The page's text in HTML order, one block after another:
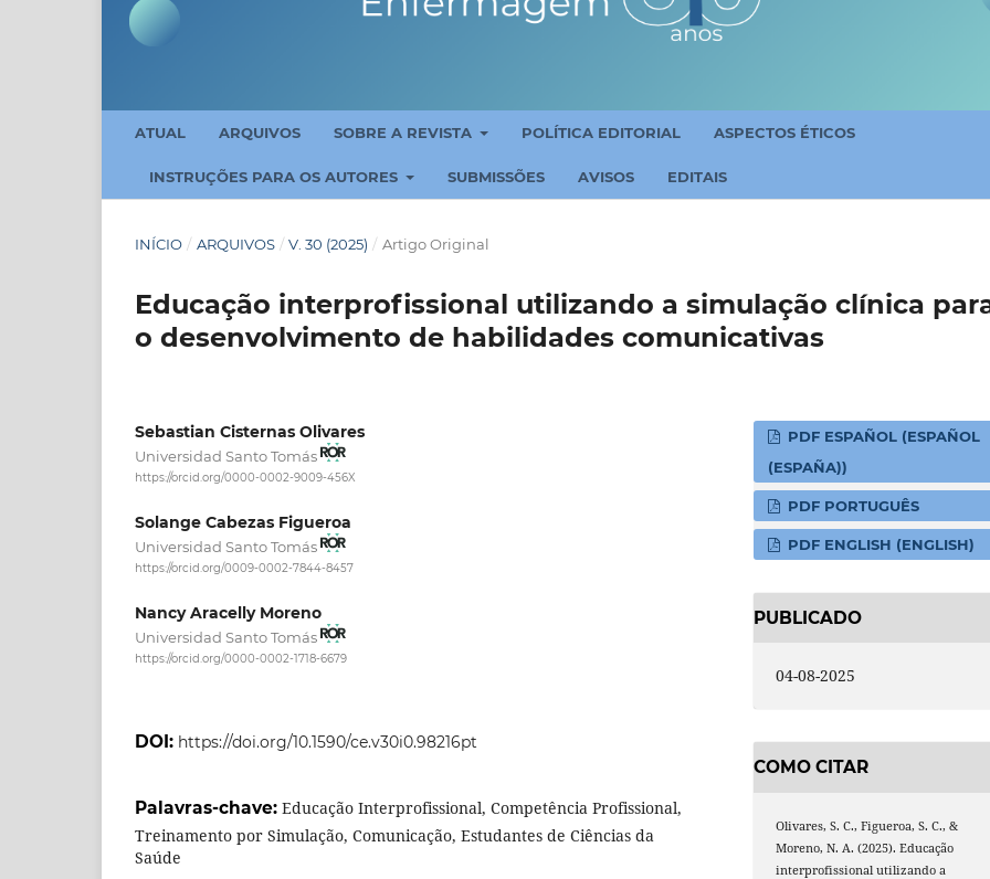
ATUAL ARQUIVOS SOBRE A REVISTA POLÍTICA EDITORIAL ASPECTOS ÉTICOS
INSTRUÇÕES PARA OS AUTORES SUBMISSÕES AVISOS EDITAIS
INÍCIO / ARQUIVOS / V. 30 (2025) / Artigo Original
Educação interprofissional utilizando a simulação clínica
o desenvolvimento de habilidades comunicativas
Sebastian Cisternas Olivares
Universidad Santo Tomás
https://orcid.org/0000-0002-9009-456X
Solange Cabezas Figueroa
Universidad Santo Tomás
https://orcid.org/0009-0002-7844-8457
Nancy Aracelly Moreno
Universidad Santo Tomás
https://orcid.org/0000-0002-1718-6679
DOI: https://doi.org/10.1590/ce.v30i0.98216pt
Palavras-chave: Educação Interprofissional, Competência Profissional,
Treinamento por Simulação, Comunicação, Estudantes de Ciências da
Saúde
PDF ESPAÑOL (ESPAÑOL
(ESPAÑA))
PDF PORTUGUÊS
PDF ENGLISH (ENGLISH)
PUBLICADO
04-08-2025
COMO CITAR
Olivares, S. C., Figueroa, S. C., &
Moreno, N. A. (2025). Educação
interprofissional utilizando a